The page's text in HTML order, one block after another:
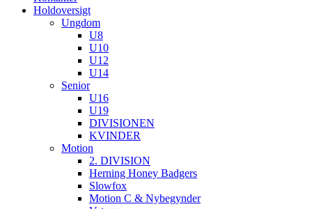
Holdoversigt
Ungdom
U8
U10
U12
U14
Senior
U16
U19
DIVISIONEN
KVINDER
Motion
2. DIVISION
Herning Honey Badgers
Slowfox
Motion C & Nybegynder